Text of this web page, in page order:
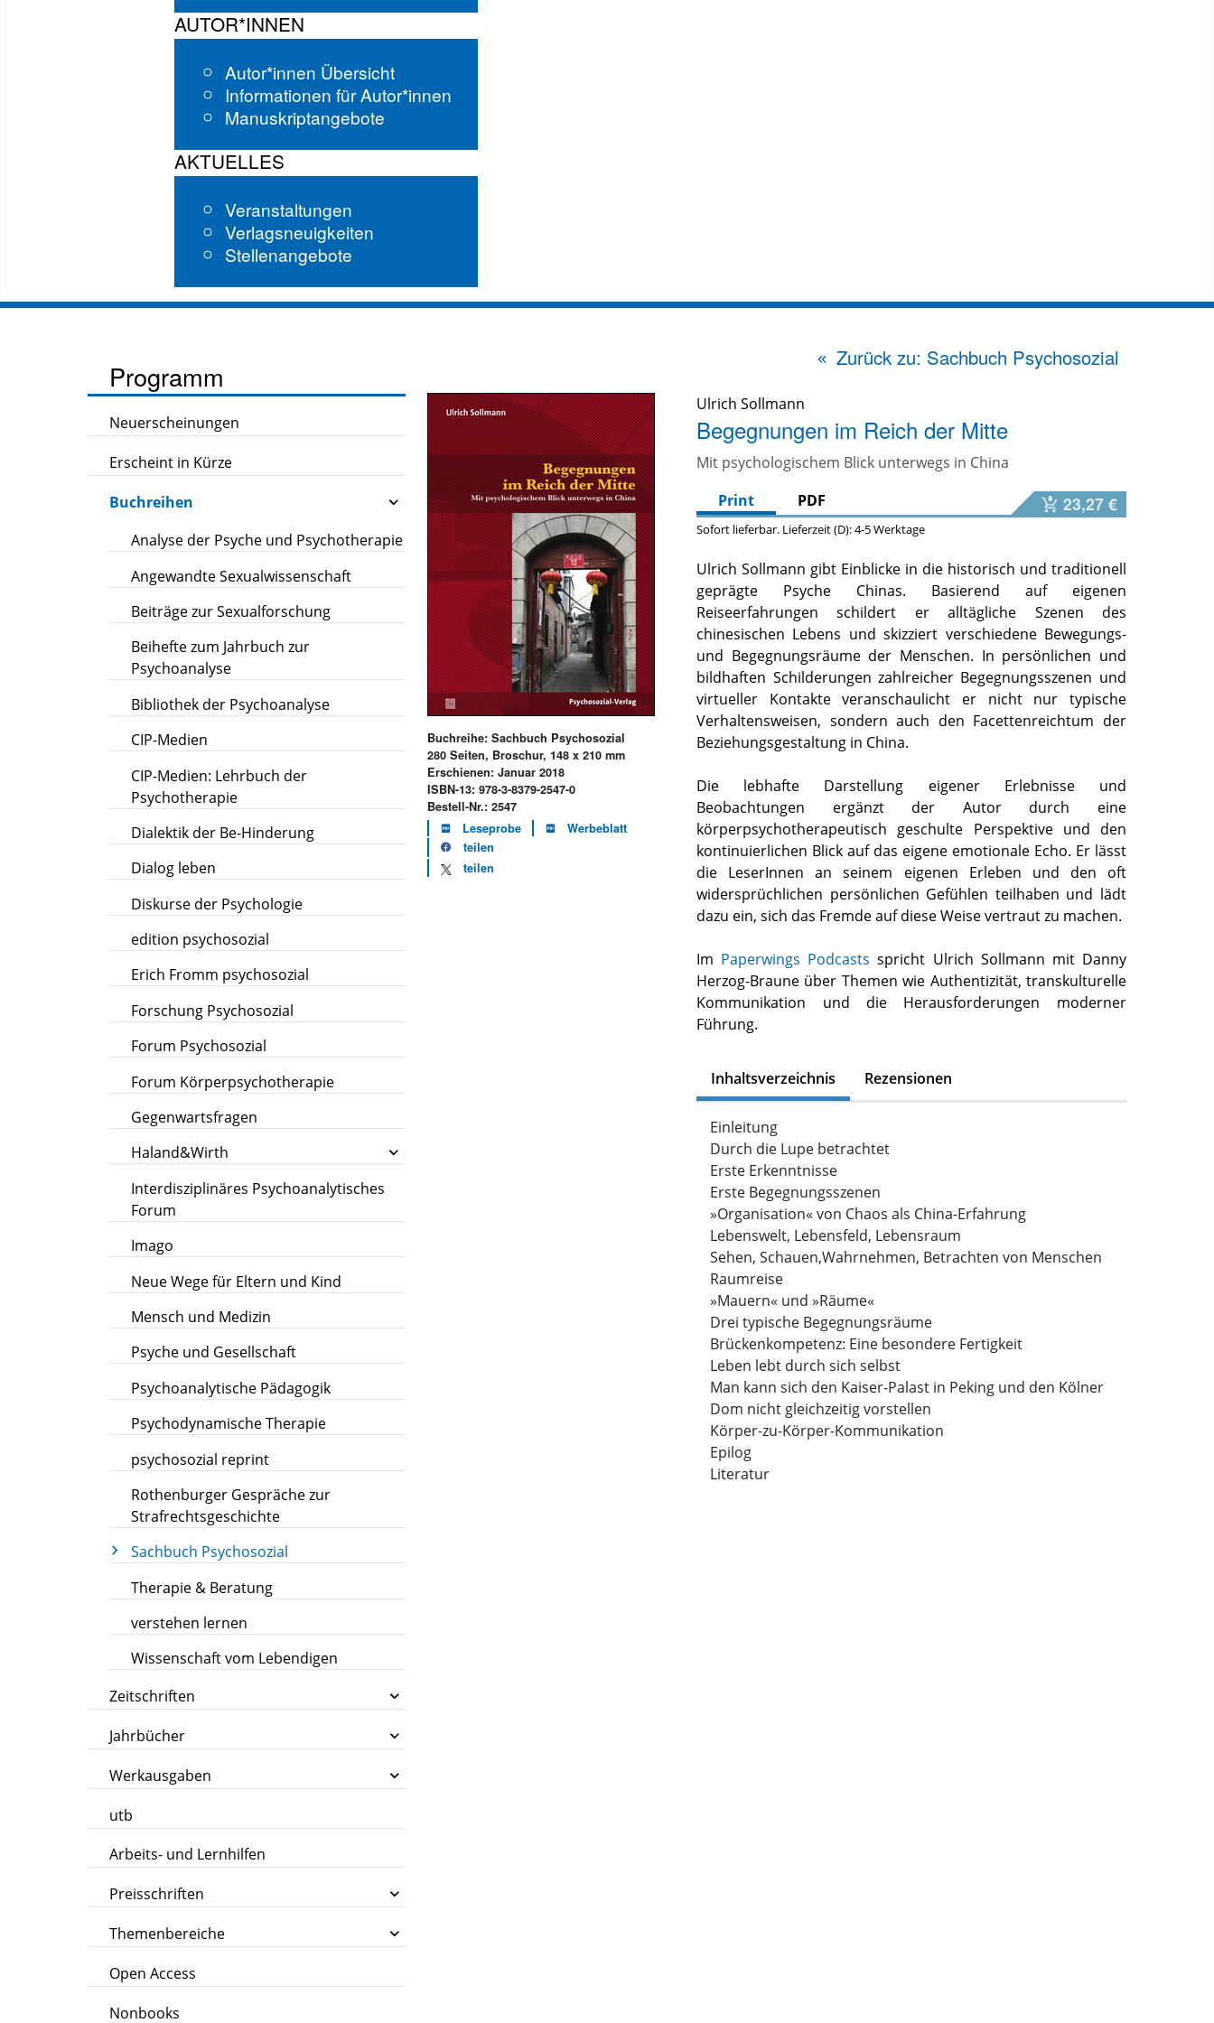
AUTOR*INNEN
Autor*innen Übersicht
Informationen für Autor*innen
Manuskriptangebote
AKTUELLES
Veranstaltungen
Verlagsneuigkeiten
Stellenangebote
Programm
Neuerscheinungen
Erscheint in Kürze
Buchreihen
Analyse der Psyche und Psychotherapie
Angewandte Sexualwissenschaft
Beiträge zur Sexualforschung
Beihefte zum Jahrbuch zur
Psychoanalyse
Bibliothek der Psychoanalyse
CIP-Medien
CIP-Medien: Lehrbuch der
Psychotherapie
Dialektik der Be-Hinderung
Dialog leben
Diskurse der Psychologie
edition psychosozial
Erich Fromm psychosozial
Forschung Psychosozial
Forum Psychosozial
Forum Körperpsychotherapie
Gegenwartsfragen
Haland&Wirth
Interdisziplinäres Psychoanalytisches
Forum
Imago
Neue Wege für Eltern und Kind
Mensch und Medizin
Psyche und Gesellschaft
Psychoanalytische Pädagogik
Psychodynamische Therapie
psychosozial reprint
Rothenburger Gespräche zur
Strafrechtsgeschichte
Sachbuch Psychosozial
Therapie & Beratung
verstehen lernen
Wissenschaft vom Lebendigen
Zeitschriften
Jahrbücher
Werkausgaben
utb
Arbeits- und Lernhilfen
Preisschriften
Themenbereiche
Open Access
Nonbooks
Zurück zu: Sachbuch Psychosozial
Buchreihe: Sachbuch Psychosozial
280 Seiten, Broschur, 148 x 210 mm
Erschienen: Januar 2018
ISBN-13: 978-3-8379-2547-0
Bestell-Nr.: 2547
Leseprobe
Werbeblatt
teilen
teilen
Ulrich Sollmann
Begegnungen im Reich der Mitte
Mit psychologischem Blick unterwegs in China
Print
PDF 23,27 €
Sofort lieferbar. Lieferzeit (D): 4-5 Werktage
Ulrich Sollmann gibt Einblicke in die historisch und traditionell
geprägte Psyche Chinas. Basierend auf eigenen
Reiseerfahrungen schildert er alltägliche Szenen des
chinesischen Lebens und skizziert verschiedene Bewegungs-
und Begegnungsräume der Menschen. In persönlichen und
bildhaften Schilderungen zahlreicher Begegnungsszenen und
virtueller Kontakte veranschaulicht er nicht nur typische
Verhaltensweisen, sondern auch den Facettenreichtum der
Beziehungsgestaltung in China.
Die lebhafte Darstellung eigener Erlebnisse und
Beobachtungen ergänzt der Autor durch eine
körperpsychotherapeutisch geschulte Perspektive und den
kontinuierlichen Blick auf das eigene emotionale Echo. Er lässt
die LeserInnen an seinem eigenen Erleben und den oft
widersprüchlichen persönlichen Gefühlen teilhaben und lädt
dazu ein, sich das Fremde auf diese Weise vertraut zu machen.
Im Paperwings Podcastsspricht Ulrich Sollmann mit Danny
Herzog-Braune über Themen wie Authentizität, transkulturelle
Kommunikation und die Herausforderungen moderner
Führung.
Inhaltsverzeichnis Rezensionen
Einleitung
Durch die Lupe betrachtet
Erste Erkenntnisse
Erste Begegnungsszenen
»Organisation« von Chaos als China-Erfahrung
Lebenswelt, Lebensfeld, Lebensraum
Sehen, Schauen,Wahrnehmen, Betrachten von Menschen
Raumreise
»Mauern« und »Räume«
Drei typische Begegnungsräume
Brückenkompetenz: Eine besondere Fertigkeit
Leben lebt durch sich selbst
Man kann sich den Kaiser-Palast in Peking und den Kölner
Dom nicht gleichzeitig vorstellen
Körper-zu-Körper-Kommunikation
Epilog
Literatur